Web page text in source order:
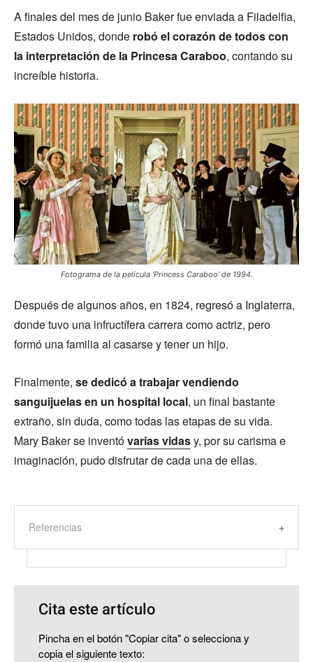
A finales del mes de junio Baker fue enviada a Filadelfia,
Estados Unidos, donde robó el corazón de todos con
la interpretación de la Princesa Caraboo, contando su
increíble historia.
Fotograma de la película ‘Princess Caraboo’ de 1994.
Después de algunos años, en 1824, regresó a Inglaterra,
donde tuvo una infructífera carrera como actriz, pero
formó una familia al casarse y tener un hijo.
Finalmente, se dedicó a trabajar vendiendo
sanguijuelas en un hospital local, un final bastante
extraño, sin duda, como todas las etapas de su vida.
Mary Baker se inventóvarias vidasy, por su carisma e
imaginación, pudo disfrutar de cada una de ellas.
Referencias
Cita este artículo
Pincha en el botón "Copiar cita" o selecciona y
copia el siguiente texto: